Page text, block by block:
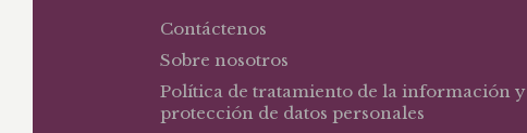
Contáctenos
Sobre nosotros
Política de tratamiento de la información y
protección de datos personales